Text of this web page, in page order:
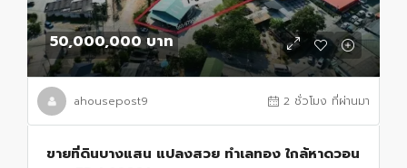
50,000,000 บาท
ahousepost9 2 ชั่วโมง ที่ผ่านมา
ขายที่ดินบางแสน แปลงสวย ทำเลทอง ใกล้หาดวอน